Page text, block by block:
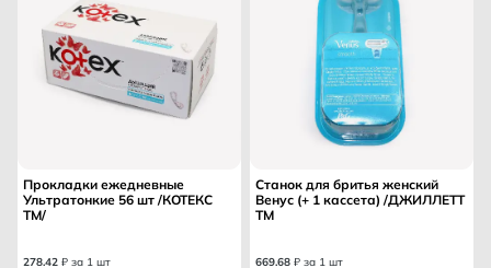
Прокладки ежедневные
Ультратонкие 56 шт /КОТЕКС
ТМ/
278.42 ₽ за 1 шт
Станок для бритья женский
Венус (+ 1 кассета) /ДЖИЛЛЕТТ
ТМ
669.68 ₽ за 1 шт